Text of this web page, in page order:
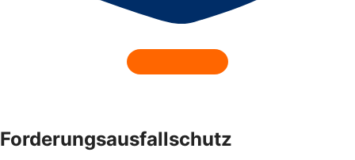
Forderungsausfallschutz